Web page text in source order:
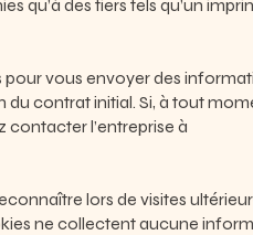
qu’à des tiers tels qu’un
vous envoyer des
du contrat initial. Si, à tout
l’entreprise à
lors de visites
ne collectent aucune